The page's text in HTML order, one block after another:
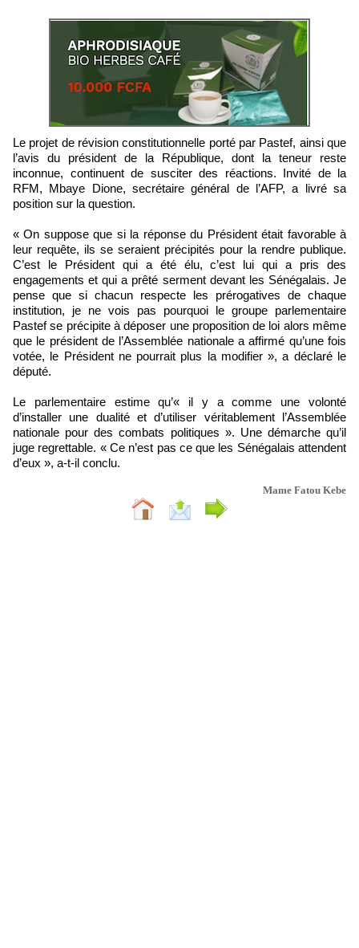
Le projet de révision constitutionnelle porté par Pastef, ainsi que
l’avis du président de la République, dont la teneur reste
inconnue, continuent de susciter des réactions. Invité de la
RFM, Mbaye Dione, secrétaire général de l’AFP, a livré sa
position sur la question.
« On suppose que si la réponse du Président était favorable à
leur requête, ils se seraient précipités pour la rendre publique.
C’est le Président qui a été élu, c’est lui qui a pris des
engagements et qui a prêté serment devant les Sénégalais. Je
pense que si chacun respecte les prérogatives de chaque
institution, je ne vois pas pourquoi le groupe parlementaire
Pastef se précipite à déposer une proposition de loi alors même
que le président de l’Assemblée nationale a affirmé qu’une fois
votée, le Président ne pourrait plus la modifier », a déclaré le
député.
Le parlementaire estime qu’« il y a comme une volonté
d’installer une dualité et d’utiliser véritablement l’Assemblée
nationale pour des combats politiques ». Une démarche qu’il
juge regrettable. « Ce n’est pas ce que les Sénégalais attendent
d’eux », a-t-il conclu.
Mame Fatou Kebe